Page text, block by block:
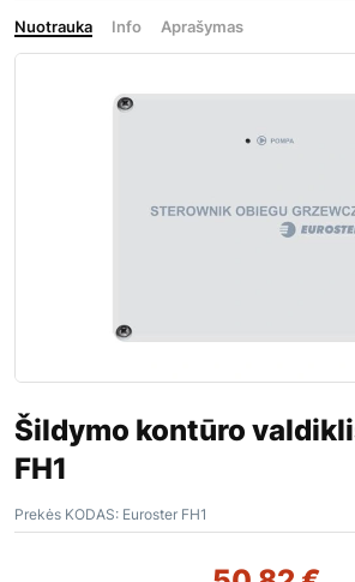
Nuotrauka Info Aprašymas
Šildymo kontūro
FH1
Prekės KODAS: Euroster FH1